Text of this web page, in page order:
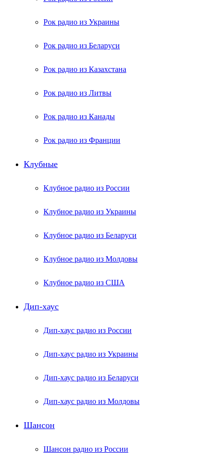
Рок радио из Украины
Рок радио из Беларуси
Рок радио из Казахстана
Рок радио из Литвы
Рок радио из Канады
Рок радио из Франции
Клубные
Клубное радио из России
Клубное радио из Украины
Клубное радио из Беларуси
Клубное радио из Молдовы
Клубное радио из США
Дип-хаус
Дип-хаус радио из России
Дип-хаус радио из Украины
Дип-хаус радио из Беларуси
Дип-хаус радио из Молдовы
Шансон
Шансон радио из России